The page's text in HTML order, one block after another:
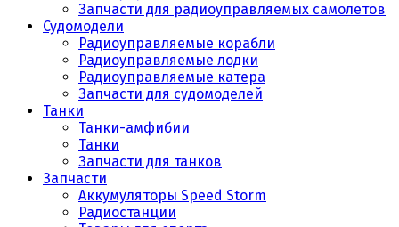
Запчасти для радиоуправляемых самолетов
Судомодели
Радиоуправляемые корабли
Радиоуправляемые лодки
Радиоуправляемые катера
Запчасти для судомоделей
Танки
Танки-амфибии
Танки
Запчасти для танков
Запчасти
Аккумуляторы Speed Storm
Радиостанции